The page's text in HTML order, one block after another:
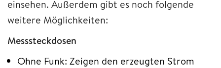
einsehen. Außerdem gibt es noch folgende
weitere Möglichkeiten:
Messsteckdosen
Ohne Funk: Zeigen den erzeugten Strom